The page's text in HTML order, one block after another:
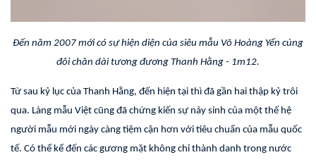
Đến năm 2007 mới có sự hiện diện của siêu mẫu Võ Hoàng Yến cùng
đôi chân dài tương đương Thanh Hằng - 1m12.
Từ sau kỷ lục của Thanh Hằng, đến hiện tại thì đã gần hai thập kỷ trôi
qua. Làng mẫu Việt cũng đã chứng kiến sự nảy sinh của một thế hệ
người mẫu mới ngày càng tiệm cận hơn với tiêu chuẩn của mẫu quốc
tế. Có thể kể đến các gương mặt không chỉ thành danh trong nước